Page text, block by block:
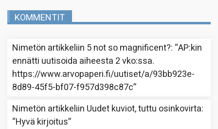
KOMMENTIT
Nimetön artikkeliin 5 not so magnificent?: “AP:kin
ennätti uutisoida aiheesta 2 vko:ssa.
https://www.arvopaperi.fi/uutiset/a/93bb923e-
8d89-45f5-bf07-f957d398c87c”
Nimetön artikkeliin Uudet kuviot, tuttu osinkovirta:
“Hyvä kirjoitus”